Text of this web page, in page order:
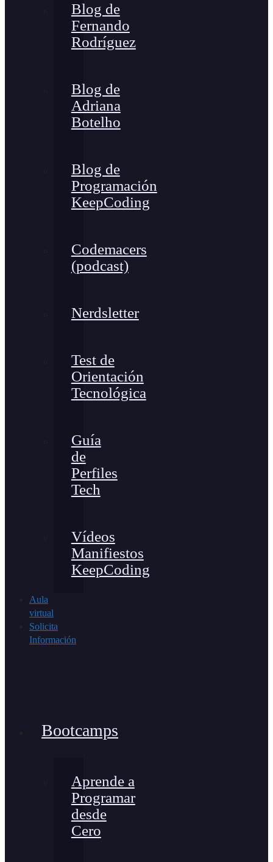
Blog de
Fernando
Rodríguez
Blog de
Adriana
Botelho
Blog de
Programación
KeepCoding
Codemacers
(podcast)
Nerdsletter
Test de
Orientación
Tecnológica
Guía
de
Perfiles
Tech
Vídeos
Manifiestos
KeepCoding
Aula
virtual
Solicita
Información
Bootcamps
Aprende a
Programar
desde
Cero